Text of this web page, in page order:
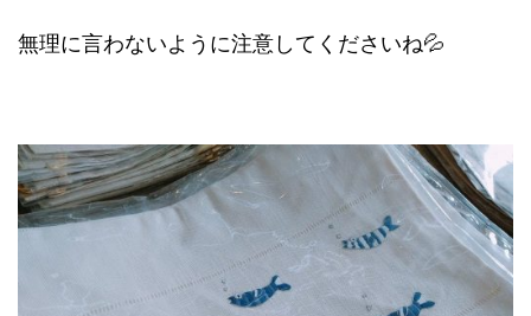
無理に言わないように注意してくださいね💦